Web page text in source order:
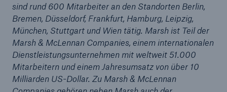
sind rund 600 Mitarbeiter an den Standorten Berlin,
Bremen, Düsseldorf, Frankfurt, Hamburg, Leipzig,
München, Stuttgart und Wien tätig. Marsh ist Teil der
Marsh & McLennan Companies, einem internationalen
Dienstleistungsunternehmen mit weltweit 51.000
Mitarbeitern und einem Jahresumsatz von über 10
Milliarden US-Dollar. Zu Marsh & McLennan
Seite öffnen
Naturkatastrophen-Bilanz 2010 – Sehr schwere
Erdbeben und viele Unwetter-Ereignisse
Munich Re bringt Übernahme von Windsor
Health Group, Inc. erfolgreich zum Abschluss